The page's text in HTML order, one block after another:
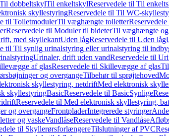
dobbeltskylTil enkeltskylReservedele til Til
skyllestyringReservedele til Til WC-
til ToiletmodulerTil væghængte toiletter
Reservedele til Moduler til bideterTil væghængte og
med skyllekantUden lågReservedele til Uden låg
til Til synlig urinalstyring eller urinalstyring til
Urinaler, drift uden vandReservedele til
af glasReservedele til Skillevægge af glas
og overgangeTilbehør til sprøjtehoved
skyllestyring, netdriftMed elektronisk
skyllestyringBasicReservedele til BasicSynlige
Reservedele til Med elektronisk skyllestyring,
og overgangeFrontpladerIntegrerede styringer
og vaskeVandlåseReservedele til Vandlåse
til SkyllerørsforlængereTilslutninger af PVC